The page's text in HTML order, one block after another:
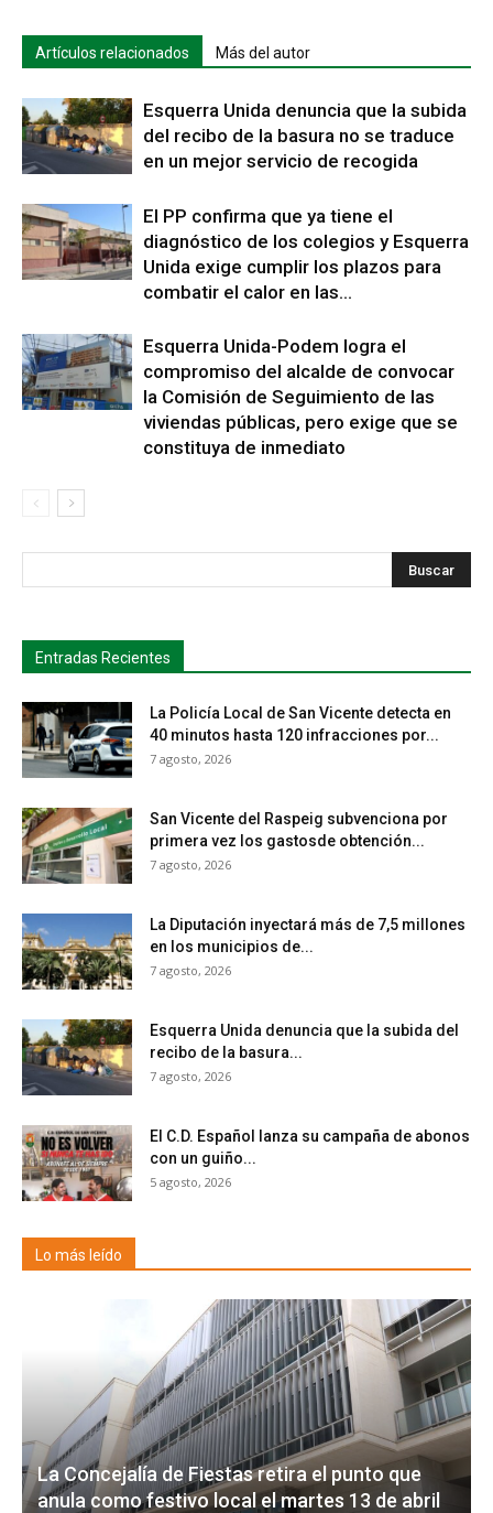
Artículos relacionados Más del autor
Esquerra Unida denuncia que la subida
del recibo de la basura no se traduce
en un mejor servicio de recogida
El PP confirma que ya tiene el
diagnóstico de los colegios y Esquerra
Unida exige cumplir los plazos para
combatir el calor en las...
Esquerra Unida-Podem logra el
compromiso del alcalde de convocar
la Comisión de Seguimiento de las
viviendas públicas, pero exige que se
constituya de inmediato
Entradas Recientes
La Policía Local de San Vicente detecta en
40 minutos hasta 120 infracciones por...
7 agosto, 2026
San Vicente del Raspeig subvenciona por
primera vez los gastosde obtención...
7 agosto, 2026
La Diputación inyectará más de 7,5 millones
en los municipios de...
7 agosto, 2026
Esquerra Unida denuncia que la subida del
recibo de la basura...
7 agosto, 2026
El C.D. Español lanza su campaña de abonos
con un guiño...
5 agosto, 2026
Lo más leído
La Concejalía de Fiestas retira el punto que
anula como festivo local el martes 13 de abril